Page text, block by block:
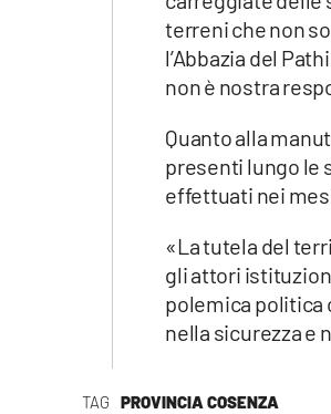
Vai
TAG PROVINCIA COSENZA
terreni che non
l’Abbazia del
non è nostra
Quanto alla
presenti lungo le
effettuati nei
«La tutela del
gli attori
polemica politica
nella sicurezza e